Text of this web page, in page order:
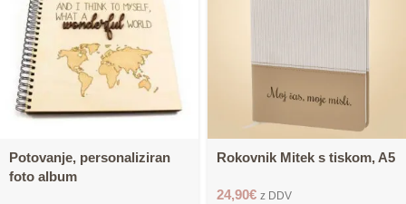
Potovanje, personaliziran
foto album
Rokovnik Mitek s tiskom, A5
24,90€ z DDV